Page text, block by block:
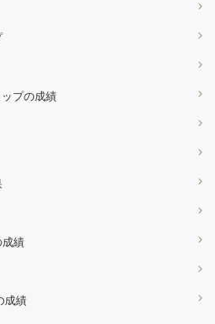
プの成績
績
成績